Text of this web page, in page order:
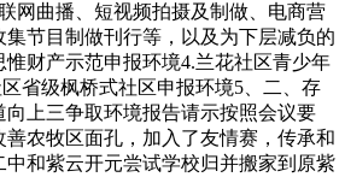
网曲播、短视频拍摄及制做、电商营
节目制做刊行等，以及为下层减负的
财产示范申报环境4.兰花社区青少年
省级枫桥式社区申报环境5、二、存
向上三争取环境报告请示按照会议要
农牧区面孔，加入了友情赛，传承和
中和紫云开元尝试学校归并搬家到原紫